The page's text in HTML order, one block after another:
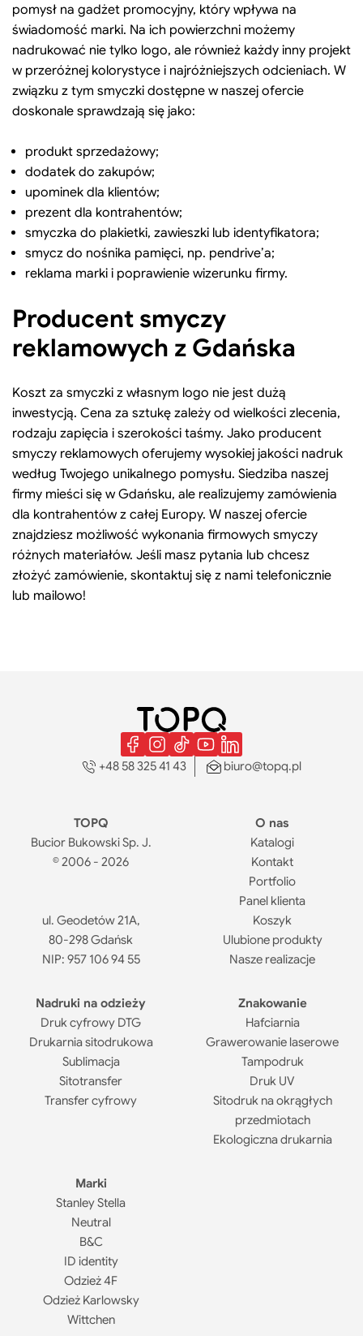
pomysł na gadżet promocyjny, który wpływa na
świadomość marki. Na ich powierzchni możemy
nadrukować nie tylko logo, ale również każdy inny projekt
w przeróżnej kolorystyce i najróżniejszych odcieniach. W
związku z tym smyczki dostępne w naszej ofercie
doskonale sprawdzają się jako:
produkt sprzedażowy;
dodatek do zakupów;
upominek dla klientów;
prezent dla kontrahentów;
smyczka do plakietki, zawieszki lub identyfikatora;
smycz do nośnika pamięci, np. pendrive’a;
reklama marki i poprawienie wizerunku firmy.
Producent smyczy
reklamowych z Gdańska
Koszt za smyczki z własnym logo nie jest dużą
inwestycją. Cena za sztukę zależy od wielkości zlecenia,
rodzaju zapięcia i szerokości taśmy. Jako producent
smyczy reklamowych oferujemy wysokiej jakości nadruk
według Twojego unikalnego pomysłu. Siedziba naszej
firmy mieści się w Gdańsku, ale realizujemy zamówienia
dla kontrahentów z całej Europy. W naszej ofercie
znajdziesz możliwość wykonania firmowych smyczy
różnych materiałów. Jeśli masz pytania lub chcesz
złożyć zamówienie, skontaktuj się z nami telefonicznie
lub mailowo!
+48 58 325 41 43 biuro@topq.pl
TOPQ
Bucior Bukowski Sp. J.
© 2006 - 2026
ul. Geodetów 21A,
80-298 Gdańsk
NIP: 957 106 94 55
O nas
Katalogi
Kontakt
Portfolio
Panel klienta
Koszyk
Ulubione produkty
Nasze realizacje
Nadruki na odzieży
Druk cyfrowy DTG
Drukarnia sitodrukowa
Sublimacja
Sitotransfer
Transfer cyfrowy
Znakowanie
Hafciarnia
Grawerowanie laserowe
Tampodruk
Druk UV
Sitodruk na okrągłych
przedmiotach
Ekologiczna drukarnia
Marki
Stanley Stella
Neutral
B&C
ID identity
Odzież 4F
Odzież Karlowsky
Wittchen